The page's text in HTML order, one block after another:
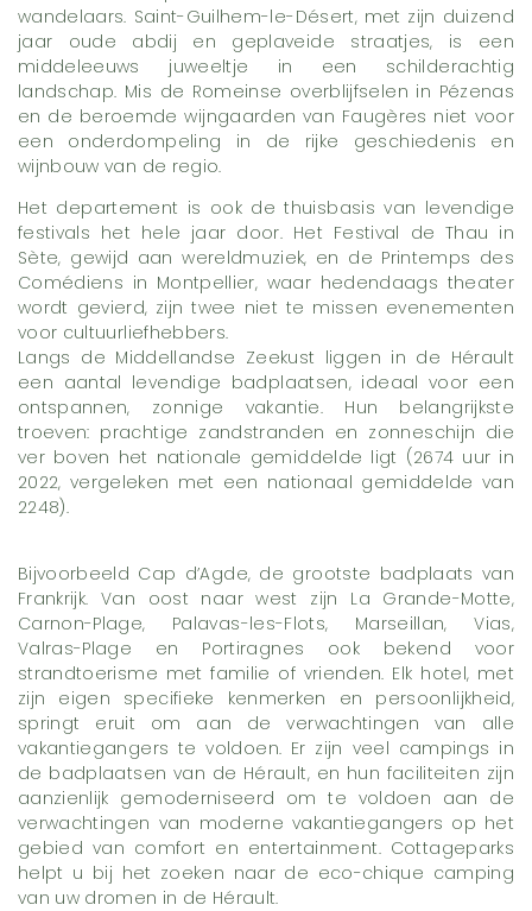
wandelaars. Saint-Guilhem-le-Désert, met zijn duizend
jaar oude abdij en geplaveide straatjes, is een
middeleeuws juweeltje in een schilderachtig
landschap. Mis de Romeinse overblijfselen in Pézenas
en de beroemde wijngaarden van Faugères niet voor
een onderdompeling in de rijke geschiedenis en
wijnbouw van de regio.
Het departement is ook de thuisbasis van levendige
festivals het hele jaar door. Het Festival de Thau in
Sète, gewijd aan wereldmuziek, en de Printemps des
Comédiens in Montpellier, waar hedendaags theater
wordt gevierd, zijn twee niet te missen evenementen
voor cultuurliefhebbers.
Langs de Middellandse Zeekust liggen in de Hérault
een aantal levendige badplaatsen, ideaal voor een
ontspannen, zonnige vakantie. Hun belangrijkste
troeven: prachtige zandstranden en zonneschijn die
ver boven het nationale gemiddelde ligt (2674 uur in
2022, vergeleken met een nationaal gemiddelde van
2248).
Bijvoorbeeld Cap d’Agde, de grootste badplaats van
Frankrijk. Van oost naar west zijn La Grande-Motte,
Carnon-Plage, Palavas-les-Flots, Marseillan, Vias,
Valras-Plage en Portiragnes ook bekend voor
strandtoerisme met familie of vrienden. Elk hotel, met
zijn eigen specifieke kenmerken en persoonlijkheid,
springt eruit om aan de verwachtingen van alle
vakantiegangers te voldoen. Er zijn veel campings in
de badplaatsen van de Hérault, en hun faciliteiten zijn
aanzienlijk gemoderniseerd om te voldoen aan de
verwachtingen van moderne vakantiegangers op het
gebied van comfort en entertainment. Cottageparks
helpt u bij het zoeken naar de eco-chique camping
van uw dromen in de Hérault.